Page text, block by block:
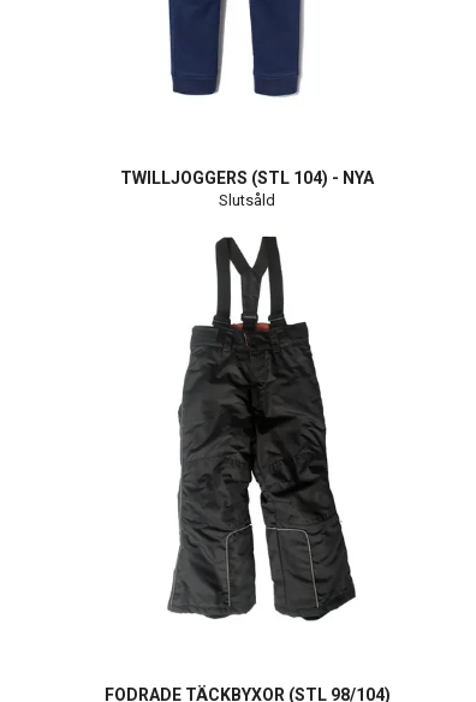
TWILLJOGGERS (STL 104) - NYA
Slutsåld
FODRADE TÄCKBYXOR (STL 98/104)